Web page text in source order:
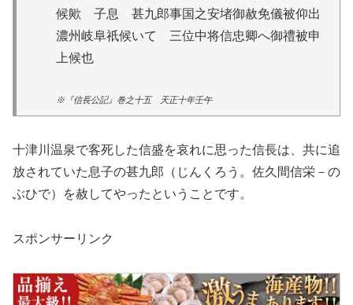
候歟 子息 甚九郎事国之安堵御赦免儀被仰出
濃州岐阜祇候いて 三位中将信忠卿へ御禮被申
上候也
※『信長公記』巻之十五 天正十年壬午
十津川温泉で客死した信盛を哀れに思った信長は、共に追
放されていた息子の甚九郎（じんくろう。佐久間信栄－の
ぶひで）を赦してやったということです。
スポンサーリンク